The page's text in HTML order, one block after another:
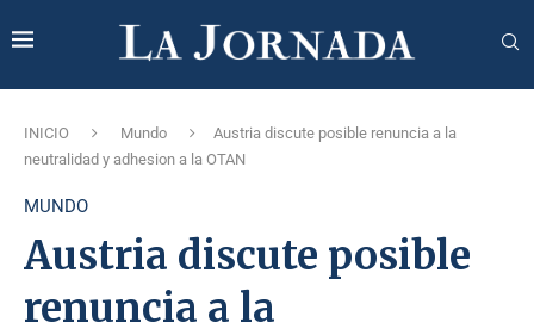
INICIO Mundo
Austria discute posible renuncia a la
neutralidad y adhesion a la OTAN
MUNDO
Austria discute posible
renuncia a la